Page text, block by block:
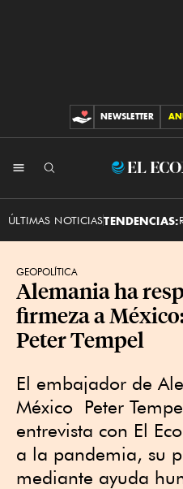
CONTRIBUCIONES
NEWSLETTER
ÚLTIMAS NOTICIASTENDENCIAS:
GEOPOLÍTICA
Alemania ha
firmeza a
Peter Tempel
El embajador de
México Peter
entrevista con El
a la pandemia, su
mediante ayuda